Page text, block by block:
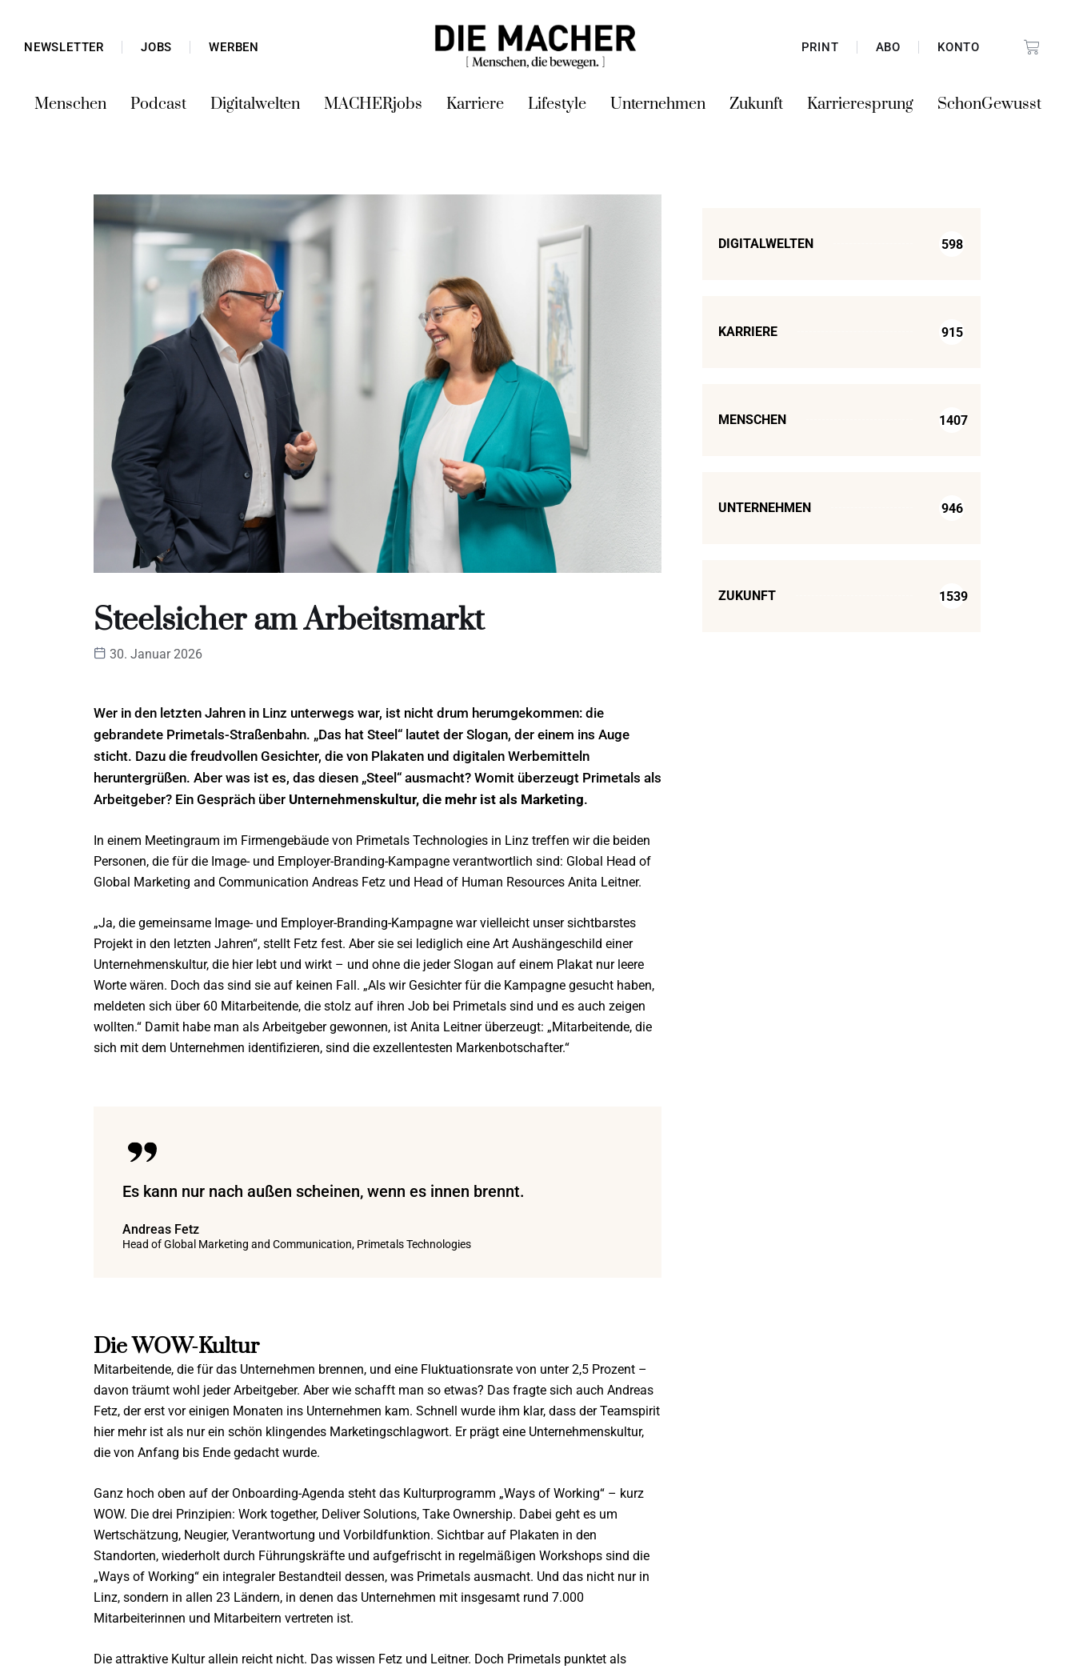
NEWSLETTER JOBS WERBEN PRINT ABO KONTO
Menschen Podcast Digitalwelten MACHERjobs Karriere Lifestyle Unternehmen Zukunft Karrieresprung SchonGewusst
Steelsicher am Arbeitsmarkt
30. Januar 2026
Wer in den letzten Jahren in Linz unterwegs war, ist nicht drum herumgekommen: die
gebrandete Primetals-Straßenbahn. „Das hat Steel“ lautet der Slogan, der einem ins Auge
sticht. Dazu die freudvollen Gesichter, die von Plakaten und digitalen Werbemitteln
heruntergrüßen. Aber was ist es, das diesen „Steel“ ausmacht? Womit überzeugt Primetals als
Arbeitgeber? Ein Gespräch über Unternehmenskultur, die mehr ist als Marketing.
In einem Meetingraum im Firmengebäude von Primetals Technologies in Linz treffen wir die beiden
Personen, die für die Image- und Employer-Branding-Kampagne verantwortlich sind: Global Head of
Global Marketing and Communication Andreas Fetz und Head of Human Resources Anita Leitner.
„Ja, die gemeinsame Image- und Employer-Branding-Kampagne war vielleicht unser sichtbarstes
Projekt in den letzten Jahren“, stellt Fetz fest. Aber sie sei lediglich eine Art Aushängeschild einer
Unternehmenskultur, die hier lebt und wirkt – und ohne die jeder Slogan auf einem Plakat nur leere
Worte wären. Doch das sind sie auf keinen Fall. „Als wir Gesichter für die Kampagne gesucht haben,
meldeten sich über 60 Mitarbeitende, die stolz auf ihren Job bei Primetals sind und es auch zeigen
wollten.“ Damit habe man als Arbeitgeber gewonnen, ist Anita Leitner überzeugt: „Mitarbeitende, die
sich mit dem Unternehmen identifizieren, sind die exzellentesten Markenbotschafter.“
Es kann nur nach außen scheinen, wenn es innen brennt.
Andreas Fetz
Head of Global Marketing and Communication, Primetals Technologies
Die WOW-Kultur
Mitarbeitende, die für das Unternehmen brennen, und eine Fluktuationsrate von unter 2,5 Prozent –
davon träumt wohl jeder Arbeitgeber. Aber wie schafft man so etwas? Das fragte sich auch Andreas
Fetz, der erst vor einigen Monaten ins Unternehmen kam. Schnell wurde ihm klar, dass der Teamspirit
hier mehr ist als nur ein schön klingendes Marketingschlagwort. Er prägt eine Unternehmenskultur,
die von Anfang bis Ende gedacht wurde.
Ganz hoch oben auf der Onboarding-Agenda steht das Kulturprogramm „Ways of Working“ – kurz
WOW. Die drei Prinzipien: Work together, Deliver Solutions, Take Ownership. Dabei geht es um
Wertschätzung, Neugier, Verantwortung und Vorbildfunktion. Sichtbar auf Plakaten in den
Standorten, wiederholt durch Führungskräfte und aufgefrischt in regelmäßigen Workshops sind die
„Ways of Working“ ein integraler Bestandteil dessen, was Primetals ausmacht. Und das nicht nur in
Linz, sondern in allen 23 Ländern, in denen das Unternehmen mit insgesamt rund 7.000
Mitarbeiterinnen und Mitarbeitern vertreten ist.
Die attraktive Kultur allein reicht nicht. Das wissen Fetz und Leitner. Doch Primetals punktet als
DIGITALWELTEN 598
KARRIERE 915
MENSCHEN 1407
UNTERNEHMEN 946
ZUKUNFT 1539